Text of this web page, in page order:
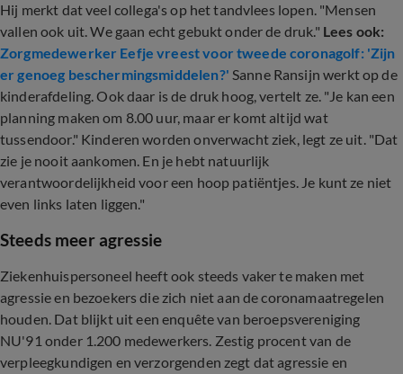
Hij merkt dat veel collega's op het tandvlees lopen. "Mensen
vallen ook uit. We gaan echt gebukt onder de druk." Lees ook:
Zorgmedewerker Eefje vreest voor tweede coronagolf: 'Zijn
er genoeg beschermingsmiddelen?' Sanne Ransijn werkt op de
kinderafdeling. Ook daar is de druk hoog, vertelt ze. "Je kan een
planning maken om 8.00 uur, maar er komt altijd wat
tussendoor." Kinderen worden onverwacht ziek, legt ze uit. "Dat
zie je nooit aankomen. En je hebt natuurlijk
verantwoordelijkheid voor een hoop patiëntjes. Je kunt ze niet
even links laten liggen."
Steeds meer agressie
Ziekenhuispersoneel heeft ook steeds vaker te maken met
agressie en bezoekers die zich niet aan de coronamaatregelen
houden. Dat blijkt uit een enquête van beroepsvereniging
NU'91 onder 1.200 medewerkers. Zestig procent van de
verpleegkundigen en verzorgenden zegt dat agressie en